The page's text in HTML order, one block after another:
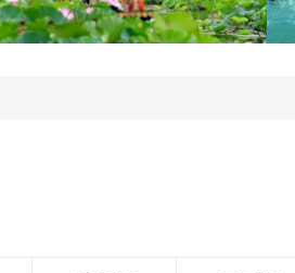
立秋近 采菱忙